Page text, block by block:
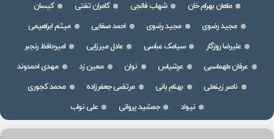
ماهان بهرام خان
شهاب فالجی کامران تفتی
کیسان
مجید رضوی
مجید رضوی احمد صفایی
میثم ابراهیمی
علیرضا روزگار
سیامک عباسی عادل میرزایی
امیرحافظ رنجبر
عرفان طهماسبی
عرشیاس نوان معین زد
مهدی احمدوند
ناصر زینعلی
بهنام بانی مرتضی جعفرزاده
محمد کجوری
نیواد
جمشید پروانی علی نواب